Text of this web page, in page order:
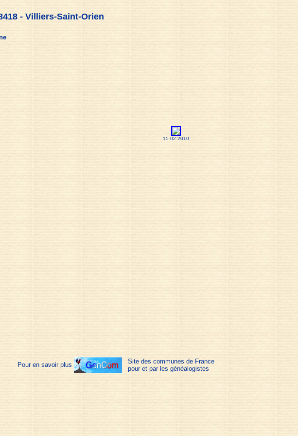
- Villiers-Saint-Orien
15-02-2010
Pour en savoir plus
Site des communes de France
pour et par les généalogistes